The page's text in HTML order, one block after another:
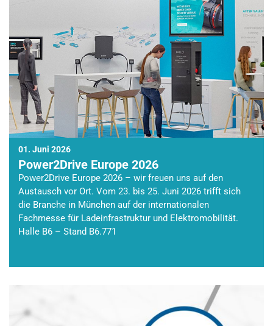
01. Juni 2026
Power2Drive Europe 2026
Power2Drive Europe 2026 – wir freuen uns auf den
Austausch vor Ort. Vom 23. bis 25. Juni 2026 trifft sich
die Branche in München auf der internationalen
Fachmesse für Ladeinfrastruktur und Elektromobilität.
Halle B6 – Stand B6.771